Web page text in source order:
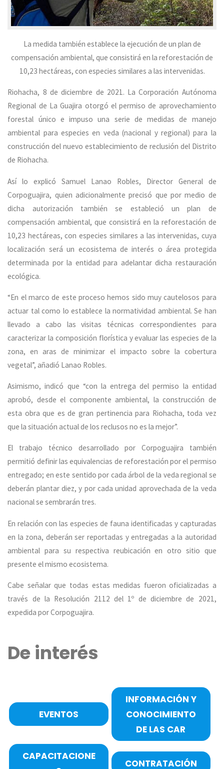
La medida también establece la ejecución de un plan de
compensación ambiental, que consistirá en la reforestación de
10,23 hectáreas, con especies similares a las intervenidas.
Riohacha, 8 de diciembre de 2021. La Corporación Autónoma
Regional de La Guajira otorgó el permiso de aprovechamiento
forestal único e impuso una serie de medidas de manejo
ambiental para especies en veda (nacional y regional) para la
construcción del nuevo establecimiento de reclusión del Distrito
de Riohacha.
Así lo explicó Samuel Lanao Robles, Director General de
Corpoguajira, quien adicionalmente precisó que por medio de
dicha autorización también se estableció un plan de
compensación ambiental, que consistirá en la reforestación de
10,23 hectáreas, con especies similares a las intervenidas, cuya
localización será un ecosistema de interés o área protegida
determinada por la entidad para adelantar dicha restauración
ecológica.
“En el marco de este proceso hemos sido muy cautelosos para
actuar tal como lo establece la normatividad ambiental. Se han
llevado a cabo las visitas técnicas correspondientes para
caracterizar la composición florística y evaluar las especies de la
zona, en aras de minimizar el impacto sobre la cobertura
vegetal”, añadió Lanao Robles.
Asimismo, indicó que “con la entrega del permiso la entidad
aprobó, desde el componente ambiental, la construcción de
esta obra que es de gran pertinencia para Riohacha, toda vez
que la situación actual de los reclusos no es la mejor”.
El trabajo técnico desarrollado por Corpoguajira también
permitió definir las equivalencias de reforestación por el permiso
entregado; en este sentido por cada árbol de la veda regional se
deberán plantar diez, y por cada unidad aprovechada de la veda
nacional se sembrarán tres.
En relación con las especies de fauna identificadas y capturadas
en la zona, deberán ser reportadas y entregadas a la autoridad
ambiental para su respectiva reubicación en otro sitio que
presente el mismo ecosistema.
Cabe señalar que todas estas medidas fueron oficializadas a
través de la Resolución 2112 del 1º de diciembre de 2021,
expedida por Corpoguajira.
De interés
EVENTOS
INFORMACIÓN Y
CONOCIMIENTO
DE LAS CAR
CAPACITACIONE
CONTRATACIÓN